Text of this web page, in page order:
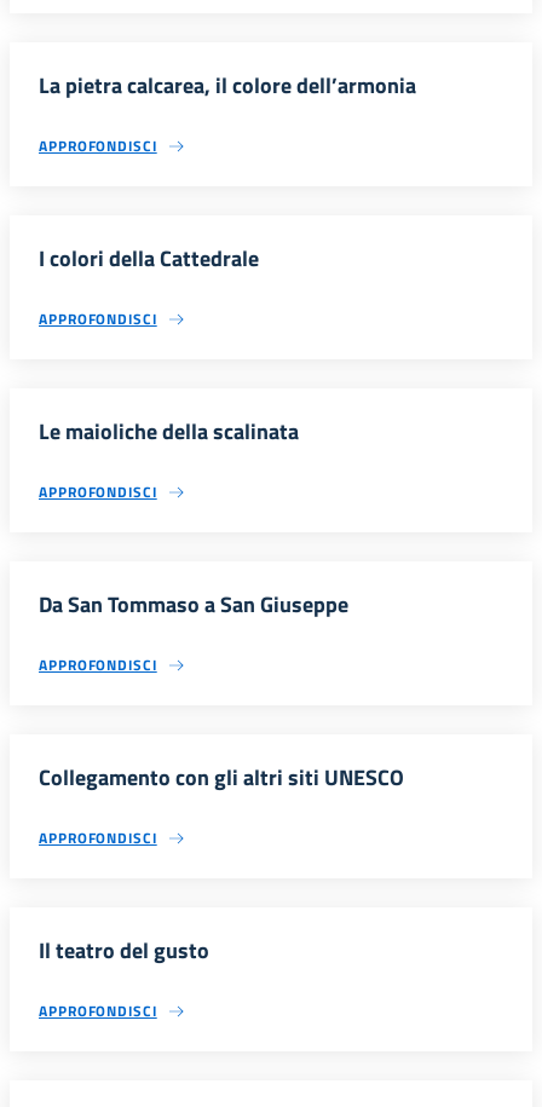
La pietra calcarea, il colore dell’armonia
APPROFONDISCI
I colori della Cattedrale
APPROFONDISCI
Le maioliche della scalinata
APPROFONDISCI
Da San Tommaso a San Giuseppe
APPROFONDISCI
Collegamento con gli altri siti UNESCO
APPROFONDISCI
Il teatro del gusto
APPROFONDISCI